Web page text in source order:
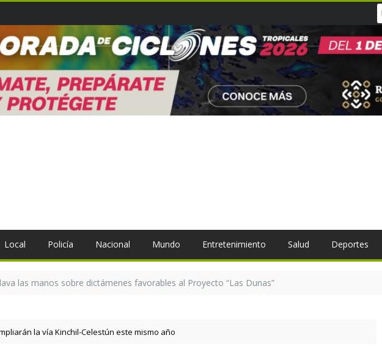
Local Policía Nacional Mundo Entretenimiento Salud Deportes
las manos sobre dictámenes favorables al Proyecto “Las Dunas”
la vía Kinchil-Celestún este mismo año